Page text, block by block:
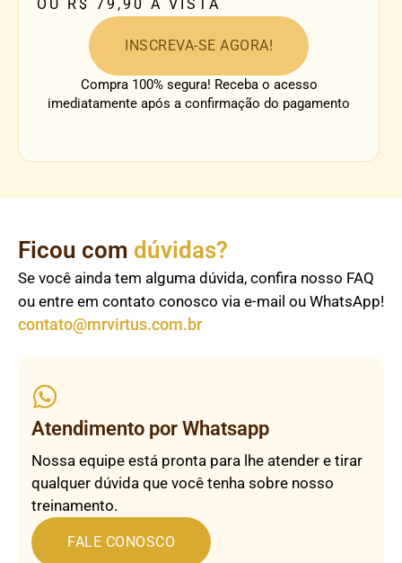
OU R$ 79,90 À VISTA
INSCREVA-SE AGORA!
Compra 100% segura! Receba o acesso
imediatamente após a confirmação do pagamento
Ficou com dúvidas?
Se você ainda tem alguma dúvida, confira nosso FAQ
ou entre em contato conosco via e-mail ou WhatsApp!
contato@mrvirtus.com.br
Atendimento por Whatsapp
Nossa equipe está pronta para lhe atender e tirar
qualquer dúvida que você tenha sobre nosso
treinamento.
FALE CONOSCO